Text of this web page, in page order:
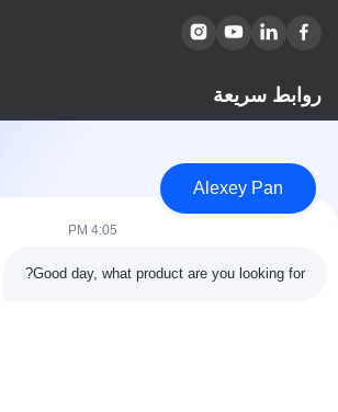
روابط سريعة
معلومات عنا
المنتجات
اتصل بنا
فئات
Alexey Pan
4:05 PM
Good day, what product are you looking for?